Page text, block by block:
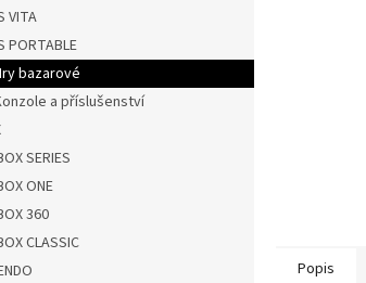
VITA
PORTABLE
bazarové
a příslušenství
SERIES
ONE
360
CLASSIC
Popis